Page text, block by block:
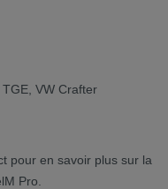
VW Crafter
pour en savoir plus sur la
Pro.